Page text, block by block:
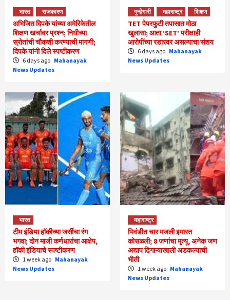
भारत राजकारण
अभिजित दिपके यांच्या अमेरिकेतील
शिक्षण खर्चावर प्रश्न; निधीच्या
स्रोतांची चौकशी करण्याची मागणी;
दिपके यांनी दिले स्पष्टीकरण
6 days ago Mahanayak
News Updates
गुन्हेगारी महाराष्ट्र शिक्षण
TET पेपरफुटी तपासात मोठा
खुलासा; आता ‘SET’ परीक्षाही
आरोपींच्या रडारवर असल्याचा संशय
6 days ago Mahanayak
News Updates
भारत
टीम इंडिया हॉकीच्या जर्सीचा रंग
भगवा; दोन माजी कर्णधारांचा आक्षेप,
हॉकी इंडियाचे स्पष्टीकरण
1 week ago Mahanayak
News Updates
महाराष्ट्र
भिवंडीत चार मजली इमारत
कोसळली; 8 जणांचा मृत्यू, अनेक जण
अद्याप ढिगाऱ्याखाली अडकल्याची
भीती
1 week ago Mahanayak
News Updates